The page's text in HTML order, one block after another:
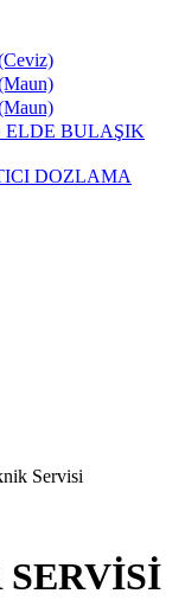
ELDE BULAŞIK
DOZLAMA
Servisi